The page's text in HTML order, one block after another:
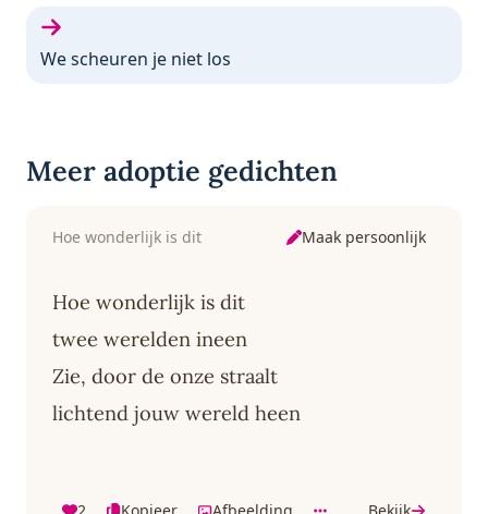
Volgende gedicht:
We scheuren je niet los
Meer adoptie gedichten
Hoe wonderlijk is dit Maak persoonlijk
Hoe wonderlijk is dit
twee werelden ineen
Zie, door de onze straalt
lichtend jouw wereld heen